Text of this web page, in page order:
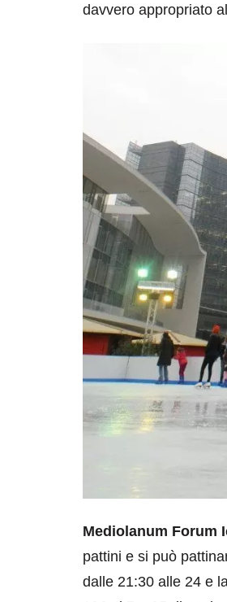
davvero appropriato
Mediolanum Forum
pattini e si può
dalle 21:30 alle 24 e